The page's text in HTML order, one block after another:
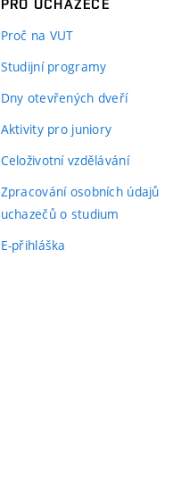
PRO UCHAZEČE
Proč na VUT
Studijní programy
Dny otevřených dveří
Aktivity pro juniory
Celoživotní vzdělávání
Zpracování osobních údajů
uchazečů o studium
E-přihláška